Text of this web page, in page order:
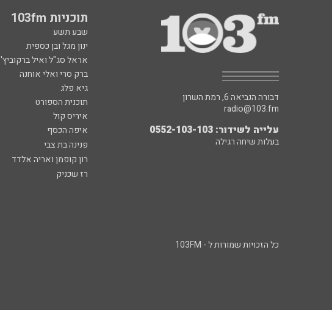
תוכניות 103fm
שבע תשע
ינון מגל ובן כספית
אראל סג"ל ואיל ברקוביץ'
ברק סרי ואלי אוחנה
גיא פלג
תוכנית הספורט
איריס קול
איפה הכסף
פנינה בת צבי
רון קופמן ואריה אלדד
רז שכניק
דבורה הנביאה 6, רמת השרון
radio@103.fm
עלייה לשידור: 0552-103-103
בעלות שיחה רגילה
כל הזכויות שמורות ל - 103FM